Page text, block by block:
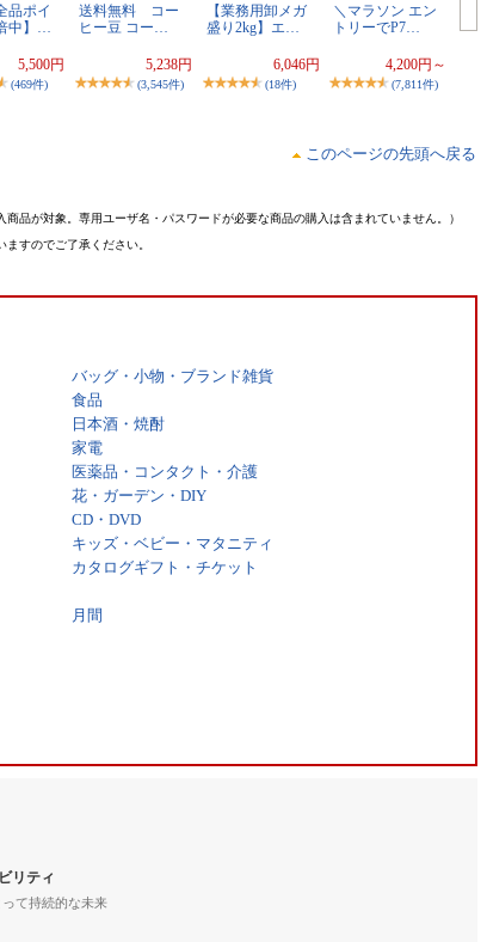
品ポイ
中】…
5,500円
(469件)
送料無料 コー
ヒー豆 コー…
5,238円
(3,545件)
【業務用卸メガ
盛り2kg】エ…
6,046円
(18件)
＼マラソン エン
トリーでP7…
4,200円～
(7,811件)
このページの先頭へ戻る
品が対象。専用ユーザ名・パスワードが必要な商品の購入は含まれていません。）
すのでご了承ください。
バッグ・小物・ブランド雑貨
食品
日本酒・焼酎
家電
医薬品・コンタクト・介護
花・ガーデン・DIY
CD・DVD
キッズ・ベビー・マタニティ
カタログギフト・チケット
月間
リティ
て持続的な未来